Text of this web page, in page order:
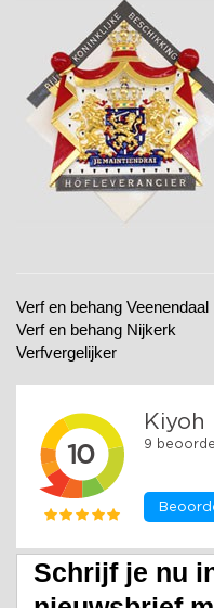
Verf en behang Veenendaal
Verf en behang Nijkerk
Verfvergelijker
Schrijf je nu